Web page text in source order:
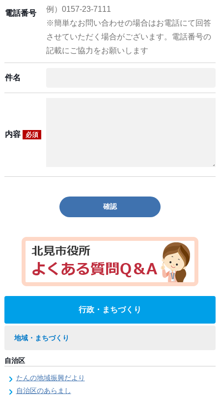
電話番号
例）0157-23-7111
※簡単なお問い合わせの場合はお電話にて回答
させていただく場合がございます。電話番号の
記載にご協力をお願いします
件名
内容 必須
確認
行政・まちづくり
地域・まちづくり
自治区
たんの地域振興だより
自治区のあらまし